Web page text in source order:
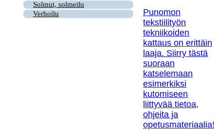
Solmut, solmeilu
Verhoilu
Punomon
tekstiilityön
tekniikoiden
kattaus on erittäin
laaja. Siirry tästä
suoraan
katselemaan
esimerkiksi
kutomiseen
liittyvää tietoa,
ohjeita ja
opetusmateriaalia!